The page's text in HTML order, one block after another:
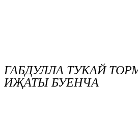
ГАБДУЛЛА ТУКАЙ
ИҖАТЫ БУЕНЧА